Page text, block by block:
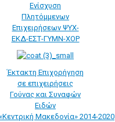
Ενίσχυση
Πλητόμμενων
Επιχειρήσεων ΨΥΧ-
ΕΚΔ-ΕΣΤ-ΓΥΜΝ-ΧΟΡ
Έκτακτη Επιχορήγηση
σε επιχειρήσεις
Γούνας και Συναφών
Ειδών
Μακεδονία» 2014-2020